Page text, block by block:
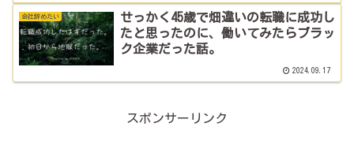
会社辞めたい
せっかく45歳で畑違いの転職に成功し
たと思ったのに、働いてみたらブラッ
ク企業だった話。
2024.09.17
スポンサーリンク